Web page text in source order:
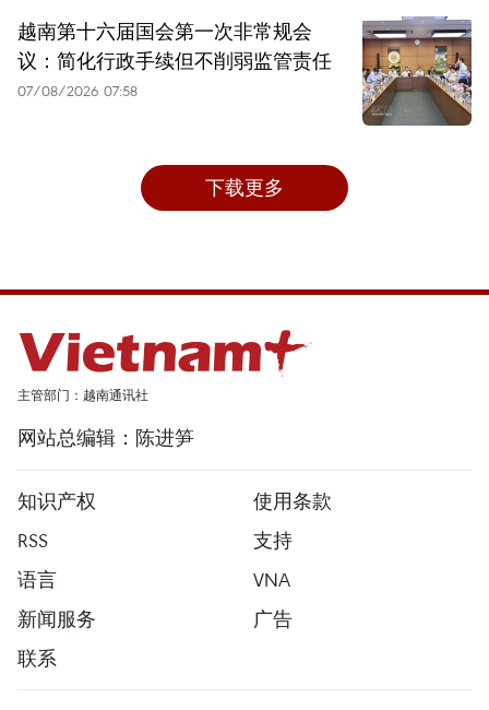
越南第十六届国会第一次非常规会
议：简化行政手续但不削弱监管责任
07/08/2026 07:58
下载更多
主管部门：越南通讯社
网站总编辑：陈进笋
知识产权
使用条款
RSS
支持
语言
VNA
新闻服务
广告
联系